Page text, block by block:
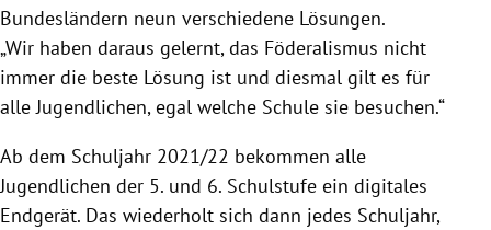
Bundesländern neun verschiedene Lösungen.
„Wir haben daraus gelernt, das Föderalismus nicht
immer die beste Lösung ist und diesmal gilt es für
alle Jugendlichen, egal welche Schule sie besuchen.“
Ab dem Schuljahr 2021/22 bekommen alle
Jugendlichen der 5. und 6. Schulstufe ein digitales
Endgerät. Das wiederholt sich dann jedes Schuljahr,